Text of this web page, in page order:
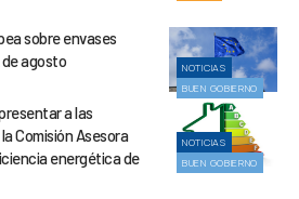
NOTICIAS
BUEN GOBIERNO
sobre envases
de agosto
NOTICIAS
BUEN GOBIERNO
a las
Comisión Asesora
energética de